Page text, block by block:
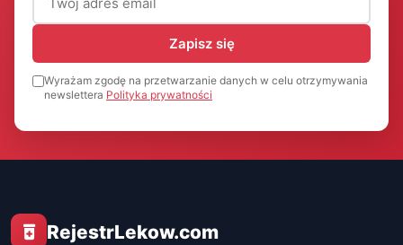
Zapisz się
Wyrażam zgodę na przetwarzanie danych w celu otrzymywania
newslettera Polityka prywatności
RejestrLekow.com